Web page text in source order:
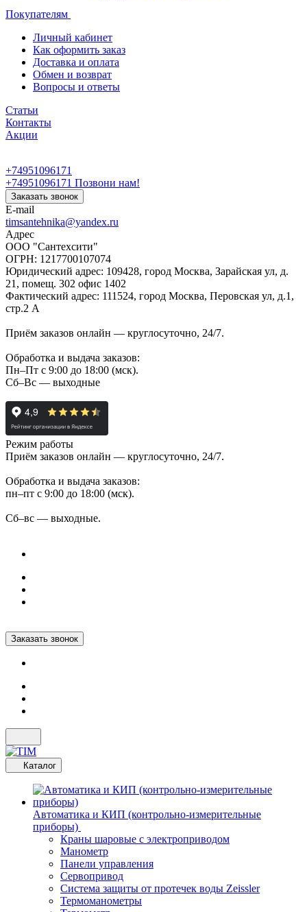
Покупателям
Личный кабинет
Как оформить заказ
Доставка и оплата
Обмен и возврат
Вопросы и ответы
Статьи
Контакты
Акции
+74951096171
+74951096171 Позвони нам!
Заказать звонок
E-mail
timsantehnika@yandex.ru
Адрес
ООО "Сантехсити"
ОГРН: 1217700107074
Юридический адрес: 109428, город Москва, Зарайская ул, д.
21, помещ. 302 офис 1402
Фактический адрес: 111524, город Москва, Перовская ул, д.1,
стр.2 А
Приём заказов онлайн — круглосуточно, 24/7.
Обработка и выдача заказов:
Пн–Пт с 9:00 до 18:00 (мск).
Сб–Вс — выходные
Режим работы
Приём заказов онлайн — круглосуточно, 24/7.
Обработка и выдача заказов:
пн–пт с 9:00 до 18:00 (мск).
Сб–вс — выходные.
Заказать звонок
Каталог
Автоматика и КИП (контрольно-измерительные
приборы)
Краны шаровые с электроприводом
Манометр
Панели управления
Сервопривод
Система защиты от протечек воды Zeissler
Термоманометры